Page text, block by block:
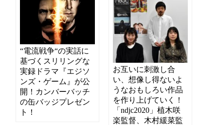
“電流戦争“の実話に
基づくスリリングな
実録ドラマ『エジソ
ンズ・ゲーム』が公
開！カンバーバッチ
の缶バッジプレゼン
ト！
お互いに刺激し合
い、想像し得ないよ
うなおもしろい作品
を作り上げていく！
「ndjc2020」植木咲
楽監督、木村緩菜監